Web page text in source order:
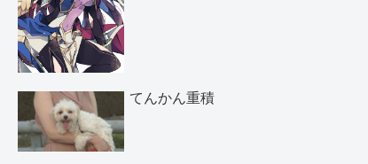
てんかん重積